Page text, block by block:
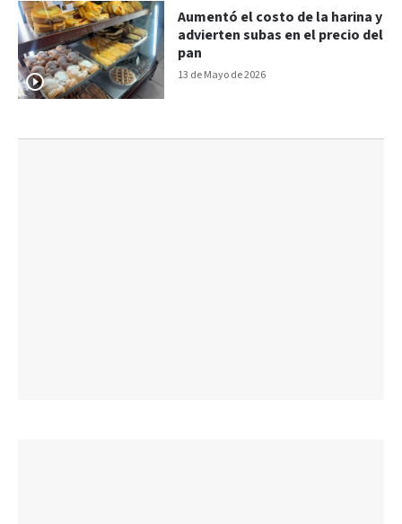
13 de Mayo de 2026
Aumentó el costo de la harina y
advierten subas en el precio del
pan